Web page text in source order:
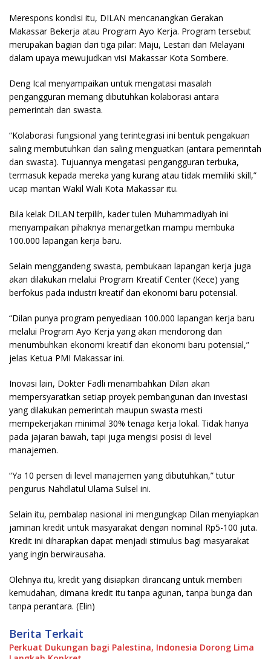
Merespons kondisi itu, DILAN mencanangkan Gerakan
Makassar Bekerja atau Program Ayo Kerja. Program tersebut
merupakan bagian dari tiga pilar: Maju, Lestari dan Melayani
dalam upaya mewujudkan visi Makassar Kota Sombere.
Deng Ical menyampaikan untuk mengatasi masalah
pengangguran memang dibutuhkan kolaborasi antara
pemerintah dan swasta.
“Kolaborasi fungsional yang terintegrasi ini bentuk pengakuan
saling membutuhkan dan saling menguatkan (antara pemerintah
dan swasta). Tujuannya mengatasi pengangguran terbuka,
termasuk kepada mereka yang kurang atau tidak memiliki skill,”
ucap mantan Wakil Wali Kota Makassar itu.
Bila kelak DILAN terpilih, kader tulen Muhammadiyah ini
menyampaikan pihaknya menargetkan mampu membuka
100.000 lapangan kerja baru.
Selain menggandeng swasta, pembukaan lapangan kerja juga
akan dilakukan melalui Program Kreatif Center (Kece) yang
berfokus pada industri kreatif dan ekonomi baru potensial.
“Dilan punya program penyediaan 100.000 lapangan kerja baru
melalui Program Ayo Kerja yang akan mendorong dan
menumbuhkan ekonomi kreatif dan ekonomi baru potensial,”
jelas Ketua PMI Makassar ini.
Inovasi lain, Dokter Fadli menambahkan Dilan akan
mempersyaratkan setiap proyek pembangunan dan investasi
yang dilakukan pemerintah maupun swasta mesti
mempekerjakan minimal 30% tenaga kerja lokal. Tidak hanya
pada jajaran bawah, tapi juga mengisi posisi di level
manajemen.
“Ya 10 persen di level manajemen yang dibutuhkan,” tutur
pengurus Nahdlatul Ulama Sulsel ini.
Selain itu, pembalap nasional ini mengungkap Dilan menyiapkan
jaminan kredit untuk masyarakat dengan nominal Rp5-100 juta.
Kredit ini diharapkan dapat menjadi stimulus bagi masyarakat
yang ingin berwirausaha.
Olehnya itu, kredit yang disiapkan dirancang untuk memberi
kemudahan, dimana kredit itu tanpa agunan, tanpa bunga dan
tanpa perantara. (Elin)
Berita Terkait
Perkuat Dukungan bagi Palestina, Indonesia Dorong Lima